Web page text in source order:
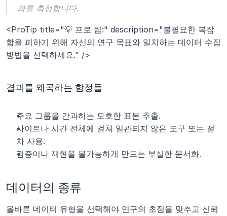
과를 측정합니다.
<ProTip title="💡 프로 팁:" description="불필요한 복잡
함을 피하기 위해 자신의 연구 목표와 일치하는 데이터 수집
방법을 선택하세요." />
결과를 왜곡하는 함정들
주요 그룹을 간과하는 모호한 표본 추출.
사이트나 시간 전체에 걸쳐 일관되지 않은 도구 또는 절
차 사용.
검증이나 재현을 불가능하게 만드는 부실한 문서화.
데이터의 종류
올바른 데이터 유형을 선택해야 연구의 초점을 맞추고 신뢰